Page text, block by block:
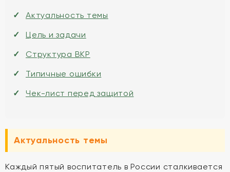
Актуальность темы
Цель и задачи
Структура ВКР
Типичные ошибки
Чек-лист перед защитой
Актуальность темы
Каждый пятый воспитатель в России сталкивается